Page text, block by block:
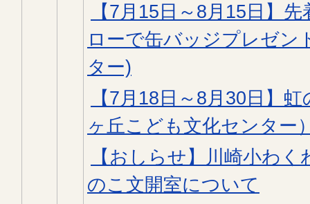
【7月15日～8月15日】
ローで缶バッジプレゼン
ター)
【7月18日～8月30日】
ヶ丘こども文化センター
【おしらせ】川崎小わ
のこ文開室について